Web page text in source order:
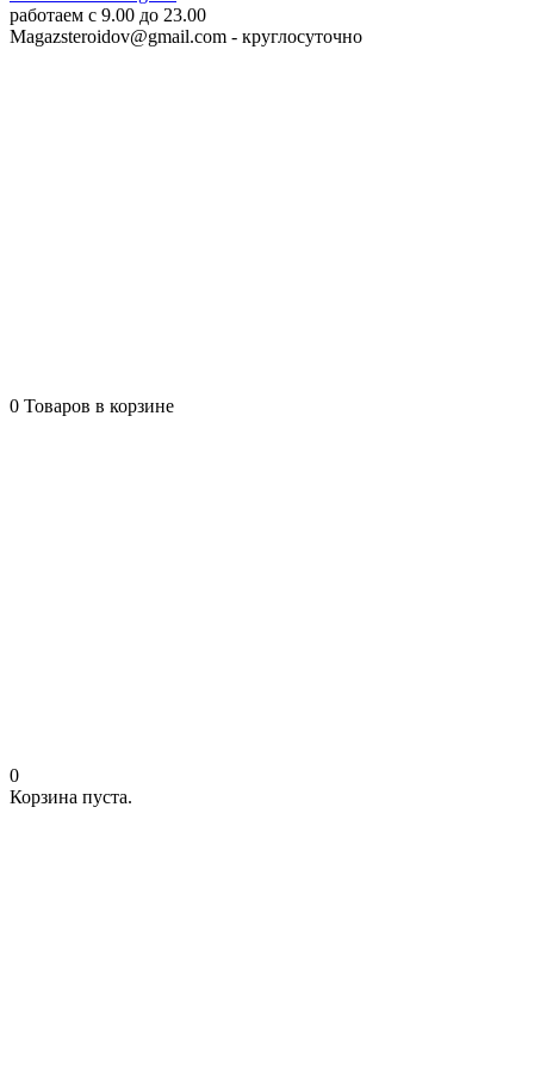
работаем c 9.00 до 23.00
Magazsteroidov@gmail.com - круглосуточно
0 Товаров в корзине
0
Корзина пуста.